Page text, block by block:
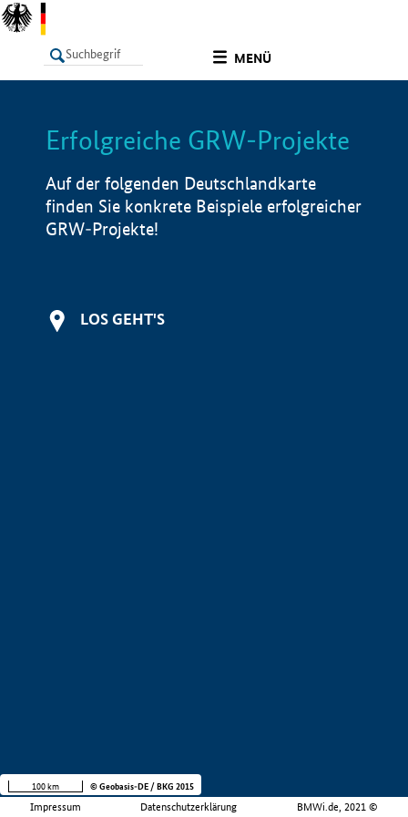
MENÜ
LISTE Info
Erfolgreiche GRW-Projekte
Auf der folgenden Deutschlandkarte
finden Sie konkrete Beispiele erfolgreicher
GRW-Projekte!
LOS GEHT'S
Impressum Datenschutzerklärung BMWi.de, 2021 ©
100 km © Geobasis-DE / BKG 2015